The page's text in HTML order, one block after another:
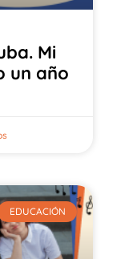
Mi
un año
EDUCACIÓN